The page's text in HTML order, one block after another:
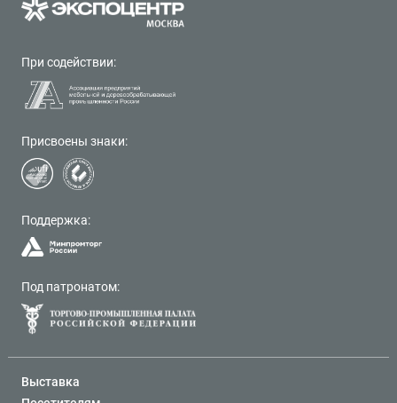
При содействии:
Присвоены знаки:
Поддержка:
Под патронатом:
Выставка